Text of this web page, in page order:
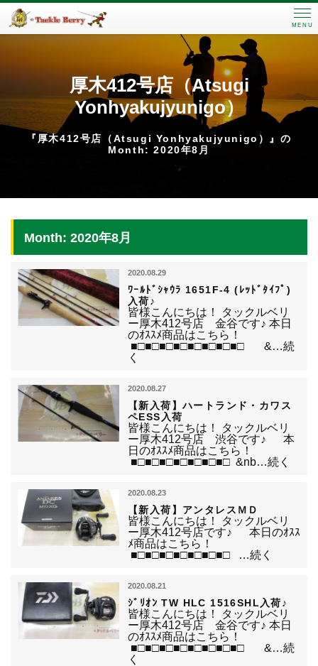
MENU
厚木412号店（Atsugi
Yonhyakujyunigo）
『厚木412号店（Atsugi Yonhyakujyunigo）』の
Month: 2020年8月
Month: 2020年8月
2020.08.29
ﾜｰﾙﾄﾞｼｬｳﾗ 1651F-4 (ﾚｯﾄﾞﾀｲﾌﾟ)
入荷♪
皆様こんにちは！ タックルベリ
ー厚木412号店 金谷です♪ 本日
のｵｽｽﾒ商品はこちら！
■□■□■□■□■□■□■□■□ &…続
く
2020.08.27
【新入荷】ハートランド・カワス
ペESS入荷
皆様こんにちは！ タックルベリ
ー厚木412号店 渋谷です♪ 本
日のｵｽｽﾒ商品はこちら！
■□■□■□■□■□■□■□ &nb…続く
2020.08.23
【新入荷】アンタレスＭＤ
皆様こんにちは！ タックルベリ
ー厚木412号店です♪ 本日のｵｽｽ
ﾒ商品はこちら！
■□■□■□■□■□■□■□ …続く
2020.08.21
ｼﾞﾘｵﾝ TW HLC 1516SHL入荷♪
皆様こんにちは！ タックルベリ
ー厚木412号店 金谷です♪ 本日
のｵｽｽﾒ商品はこちら！
■□■□■□■□■□■□■□■□ &…続
く